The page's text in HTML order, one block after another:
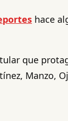
hace
que
Manzo,